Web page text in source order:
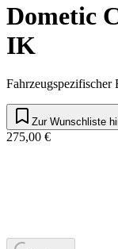
Dometic
IK
Zur Wunschliste
275,00 €